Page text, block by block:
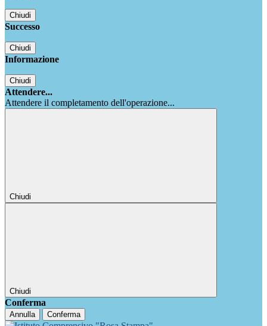
Chiudi
Successo
Chiudi
Informazione
Chiudi
Attendere...
Attendere il completamento dell'operazione...
Chiudi
Chiudi
Conferma
Annulla Conferma